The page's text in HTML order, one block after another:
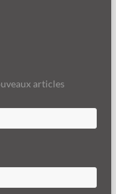
articles